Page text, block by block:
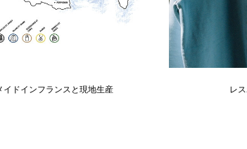
イドインフランスと現地生産 レ